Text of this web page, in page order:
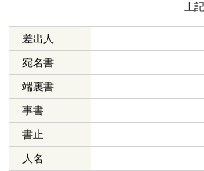
上
差出人
宛名書
端裏書
事書
書止
人名